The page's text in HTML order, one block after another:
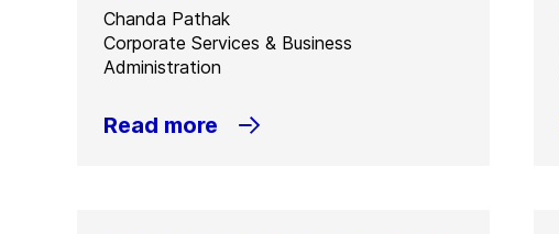
Chanda Pathak
Corporate Services & Business
Administration
Read more